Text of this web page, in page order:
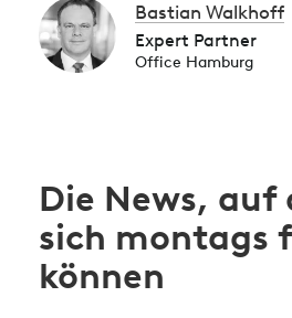
Bastian Walkhoff
Expert Partner
Office Hamburg
Die News, auf
sich montags
können